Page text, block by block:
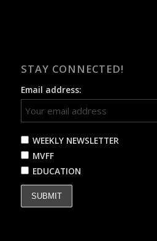
STAY CONNECTED!
Email address:
WEEKLY NEWSLETTER
MVFF
EDUCATION